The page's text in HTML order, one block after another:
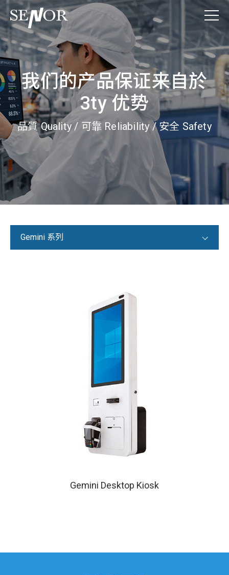
我们的产品保证来自於
3ty 优势
品質 Quality / 可靠 Reliability / 安全 Safety
Gemini 系列
Gemini Desktop Kiosk